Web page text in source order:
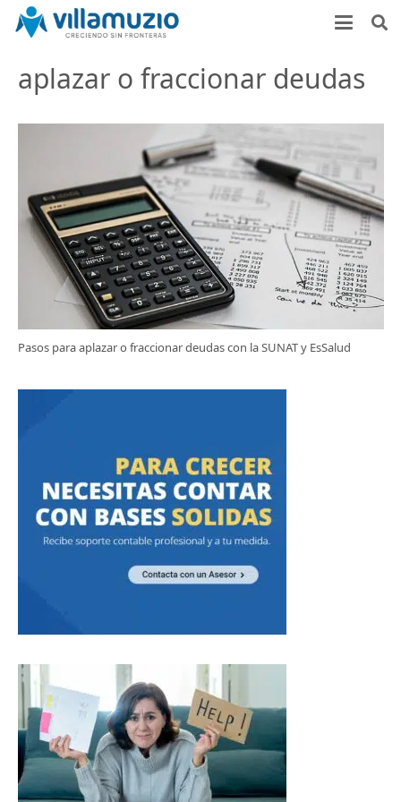
aplazar o fraccionar deudas
Pasos para aplazar o fraccionar deudas con la SUNAT y EsSalud